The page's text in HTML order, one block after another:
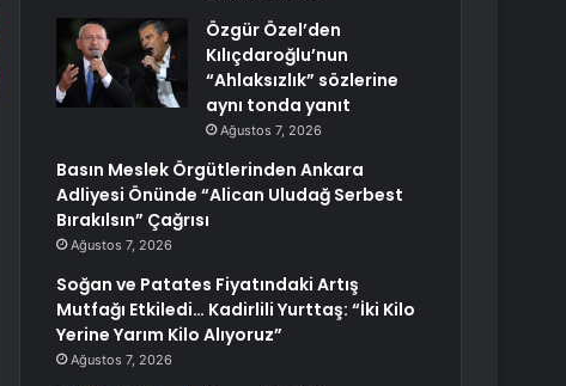
Özgür Özel’den
Kılıçdaroğlu’nun
“Ahlaksızlık” sözlerine
aynı tonda yanıt
Ağustos 7, 2026
Basın Meslek Örgütlerinden Ankara
Adliyesi Önünde “Alican Uludağ Serbest
Bırakılsın” Çağrısı
Ağustos 7, 2026
Soğan ve Patates Fiyatındaki Artış
Mutfağı Etkiledi… Kadirlili Yurttaş: “İki Kilo
Yerine Yarım Kilo Alıyoruz”
Ağustos 7, 2026